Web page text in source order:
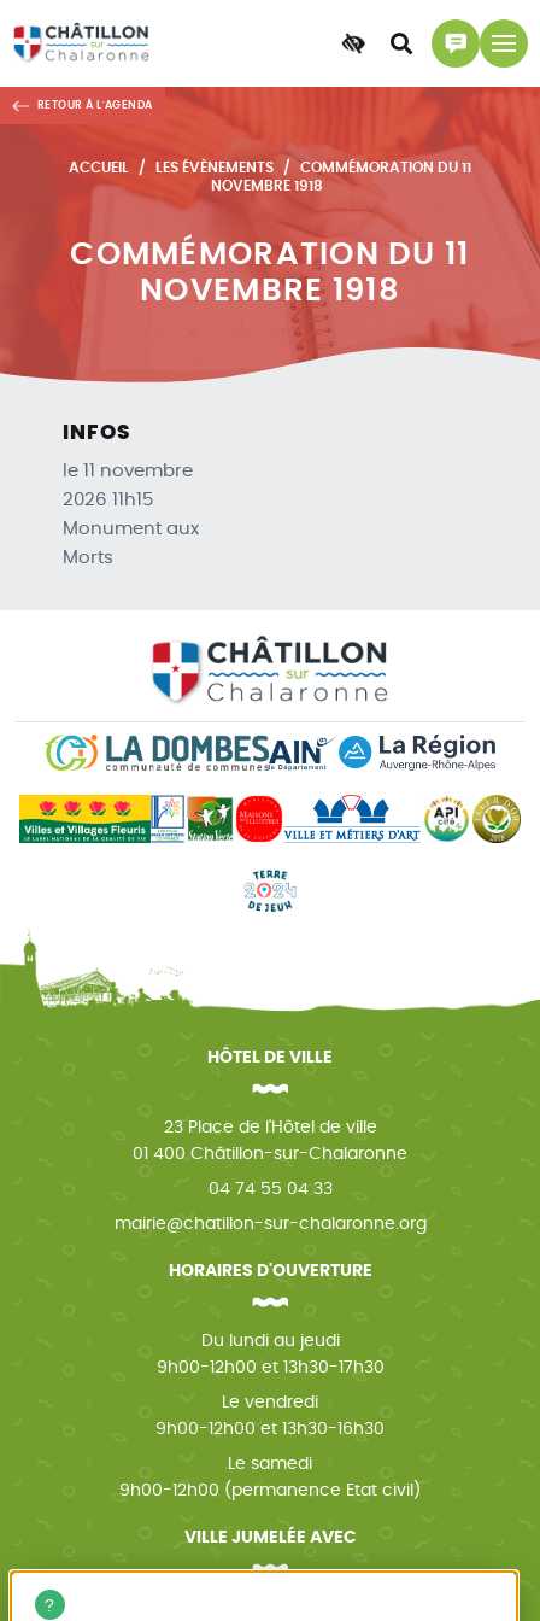
Accessibilité
Accéder
à
recherche
Accéder
à
page
contact
ACCUEIL LES ÉVÈNEMENTS
COMMÉMORATION DU 11
NOVEMBRE 1918
COMMÉMORATION DU 11
NOVEMBRE 1918
RETOUR À L'AGENDA
INFOS
le 11 novembre
2026 11h15
Monument aux
Morts
HÔTEL DE VILLE
23 Place de l'Hôtel de ville
01 400 Châtillon-sur-Chalaronne
04 74 55 04 33
mairie@chatillon-sur-chalaronne.org
HORAIRES D'OUVERTURE
Du lundi au jeudi
9h00-12h00 et 13h30-17h30
Le vendredi
9h00-12h00 et 13h30-16h30
Le samedi
9h00-12h00 (permanence Etat civil)
VILLE JUMELÉE AVEC